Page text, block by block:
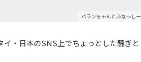
パランちゃんとふなっしー
・日本のSNS上でちょっとした騒ぎと